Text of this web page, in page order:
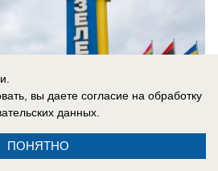
вы даете согласие на обработку
данных.
ПОНЯТНО